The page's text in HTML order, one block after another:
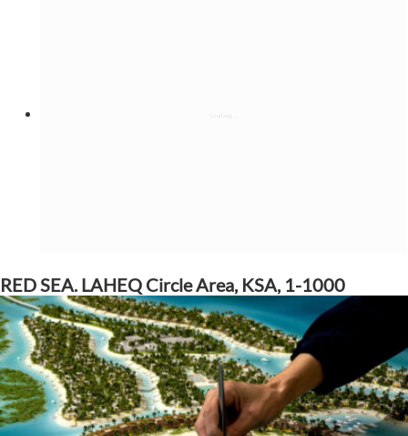
RED SEA. LAHEQ Circle Area, KSA, 1-1000